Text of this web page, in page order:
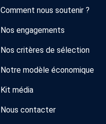
Comment nous soutenir ?
Nos engagements
Nos critères de sélection
Notre modèle économique
Kit média
Nous contacter